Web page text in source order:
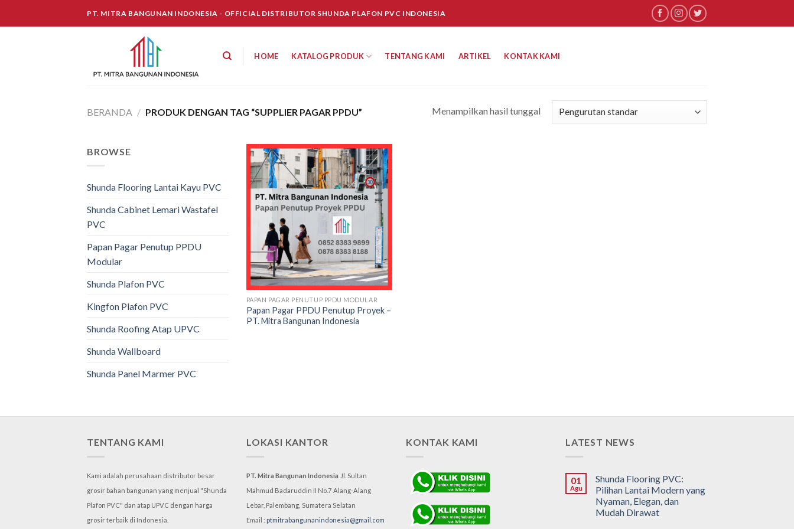
PT. MITRA BANGUNAN INDONESIA - OFFICIAL DISTRIBUTOR SHUNDA PLAFON PVC INDONESIA
HOME KATALOG PRODUK TENTANG KAMI ARTIKEL KONTAK KAMI
BERANDA / PRODUK DENGAN TAG “SUPPLIER PAGAR PPDU” Menampilkan hasil tunggal
BROWSE
Shunda Flooring Lantai Kayu PVC
Shunda Cabinet Lemari Wastafel
PVC
Papan Pagar Penutup PPDU
Modular
Shunda Plafon PVC
Kingfon Plafon PVC
Shunda Roofing Atap UPVC
Shunda Wallboard
Shunda Panel Marmer PVC
PAPAN PAGAR PENUTUP PPDU MODULAR
Papan Pagar PPDU Penutup Proyek –
PT. Mitra Bangunan Indonesia
TENTANG KAMI
Kami adalah perusahaan distributor besar
grosir bahan bangunan yang menjual "Shunda
Plafon PVC" dan atap UPVC dengan harga
grosir terbaik di Indonesia.
LOKASI KANTOR
PT. Mitra Bangunan Indonesia Jl. Sultan
Mahmud Badaruddin II No.7 Alang-Alang
Lebar, Palembang, Sumatera Selatan
Email : ptmitrabangunanindonesia@gmail.com
KONTAK KAMI LATEST NEWS
01
Agu
Shunda Flooring PVC:
Pilihan Lantai Modern yang
Nyaman, Elegan, dan
Mudah Dirawat